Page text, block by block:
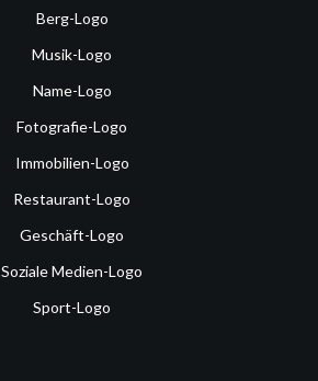
Berg-Logo
Musik-Logo
Name-Logo
Fotografie-Logo
Immobilien-Logo
Restaurant-Logo
Geschäft-Logo
Soziale Medien-Logo
Sport-Logo